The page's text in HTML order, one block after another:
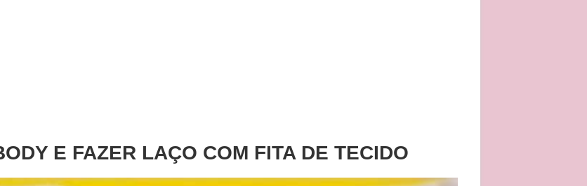
E FAZER LAÇO COM FITA DE TECIDO